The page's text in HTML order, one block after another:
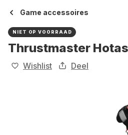
Game accessoires
NIET OP VOORRAAD
Thrustmaster
Wishlist Deel